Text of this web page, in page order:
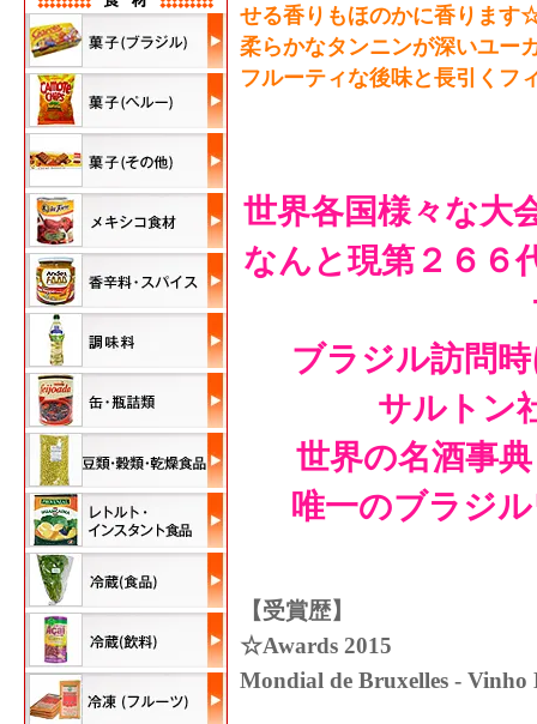
せる香りもほのかに香ります
柔らかなタンニンが深いユー
フルーティな後味と長引くフ
世界各国様々な大
なんと現第２６６
ブラジル訪問
サルトン
世界の名酒事
唯一のブラジ
【受賞歴】
☆Awards 2015
Mondial de Bruxelles -